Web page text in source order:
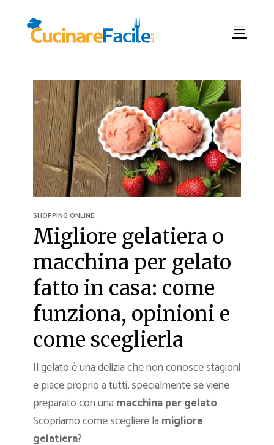
SHOPPING ONLINE
Migliore gelatiera o
macchina per gelato
fatto in casa: come
funziona, opinioni e
come sceglierla
Il gelato è una delizia che non conosce stagioni
e piace proprio a tutti, specialmente se viene
preparato con una macchina per gelato.
Scopriamo come scegliere la migliore
gelatiera?